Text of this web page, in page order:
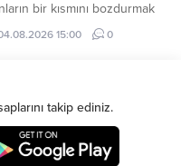
bir kısmını bozdurmak
kuyumcuya giden damat,
manzara karşısında
15:00 0
takip ediniz.